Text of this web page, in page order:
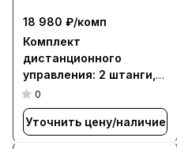
18 980 ₽/комп
Комплект
дистанционного
управления: 2 штанги,
приемник
0
Уточнить цену/наличие